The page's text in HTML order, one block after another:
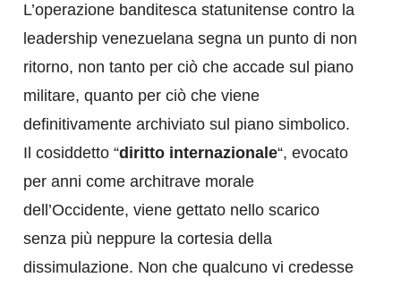
L’operazione banditesca statunitense contro la
leadership venezuelana segna un punto di non
ritorno, non tanto per ciò che accade sul piano
militare, quanto per ciò che viene
definitivamente archiviato sul piano simbolico.
Il cosiddetto “diritto internazionale“, evocato
per anni come architrave morale
dell’Occidente, viene gettato nello scarico
senza più neppure la cortesia della
dissimulazione. Non che qualcuno vi credesse